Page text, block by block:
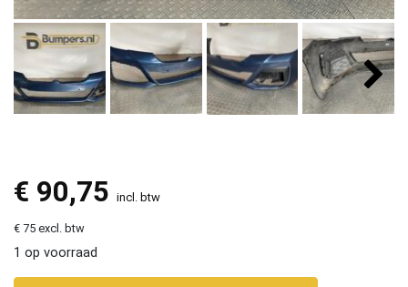
€ 90,75 incl. btw
€ 75 excl. btw
1 op voorraad